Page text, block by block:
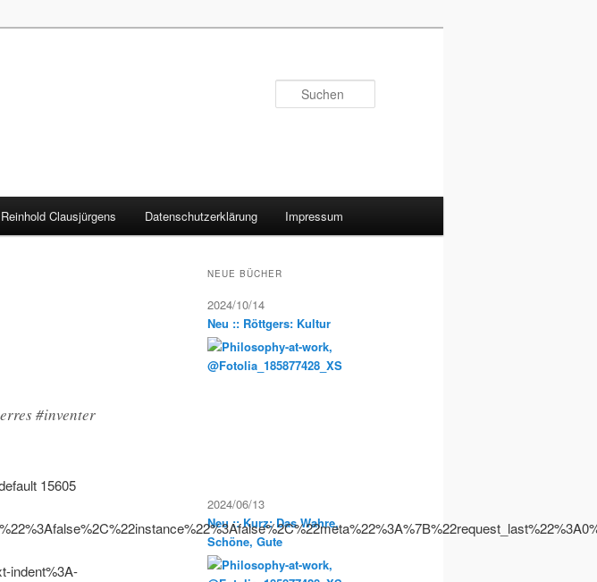
Reinhold Clausjürgens Datenschutzerklärung Impressum
#inventer
15605
indent%3A-
NEUE BÜCHER
2024/10/14
Neu :: Röttgers: Kultur
2024/06/13
Neu :: Kurz: Das Wahre,
Schöne, Gute